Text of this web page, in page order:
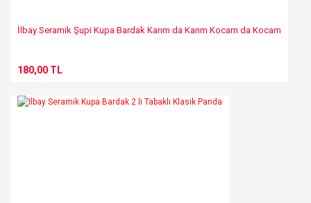
İlbay Seramik Şupi Kupa Bardak Karım da Karım Kocam da Kocam
180,00 TL